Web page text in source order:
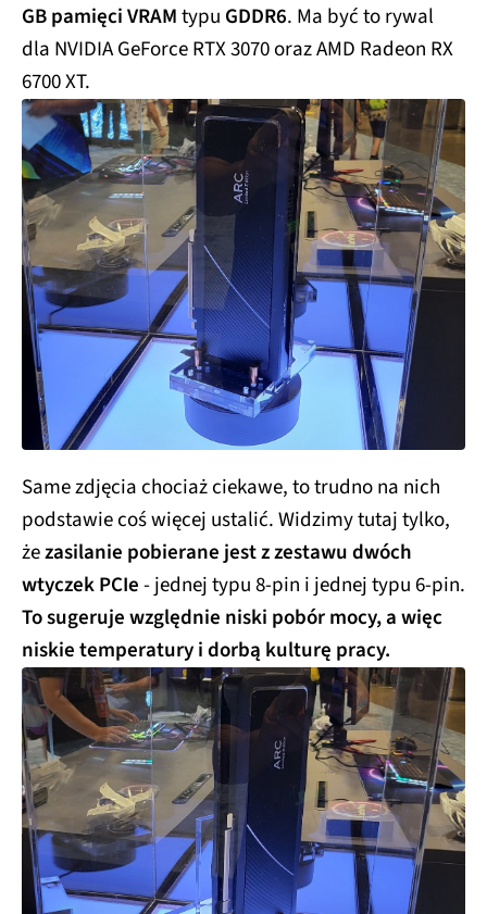
GB pamięci VRAMtypu GDDR6. Ma być to rywal
dla NVIDIA GeForce RTX 3070 oraz AMD Radeon RX
6700 XT.
Same zdjęcia chociaż ciekawe, to trudno na nich
podstawie coś więcej ustalić. Widzimy tutaj tylko,
żezasilanie pobierane jest z zestawu dwóch
wtyczek PCIe- jednej typu 8-pin i jednej typu 6-pin.
To sugeruje względnie niski pobór mocy, a więc
niskie temperatury i dorbą kulturę pracy.